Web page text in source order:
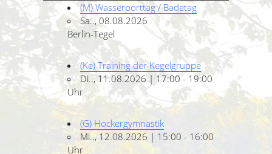
(M) Wasserporttag / Badetag
Sa.., 08.08.2026
Berlin-Tegel
(Ke) Training der Kegelgruppe
Di.., 11.08.2026 | 17:00 - 19:00
Uhr
(G) Hockergymnastik
Mi.., 12.08.2026 | 15:00 - 16:00
Uhr